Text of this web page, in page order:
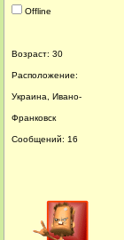
Offline
Возраст: 30
Расположение:
Украина, Ивано-
Франковск
Сообщений: 16